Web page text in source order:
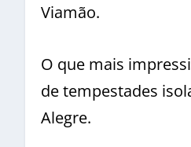
Viamão.
O que mais
de tempestades
Alegre.